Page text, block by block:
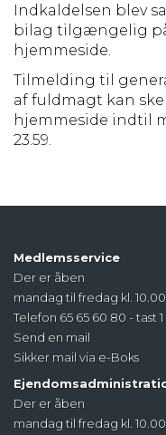
Indkaldelsen blev
bilag tilgængelig
hjemmeside.
Tilmelding til
af fuldmagt kan
hjemmeside indtil
23.59.
Medlemsservice
Der er åben
mandag til fredag kl. 10.00
Telefon 65 65 60 80 - tast 1
Send en mail
Sikker mail via e-Boks
Der er åben
mandag til fredag kl. 10.00